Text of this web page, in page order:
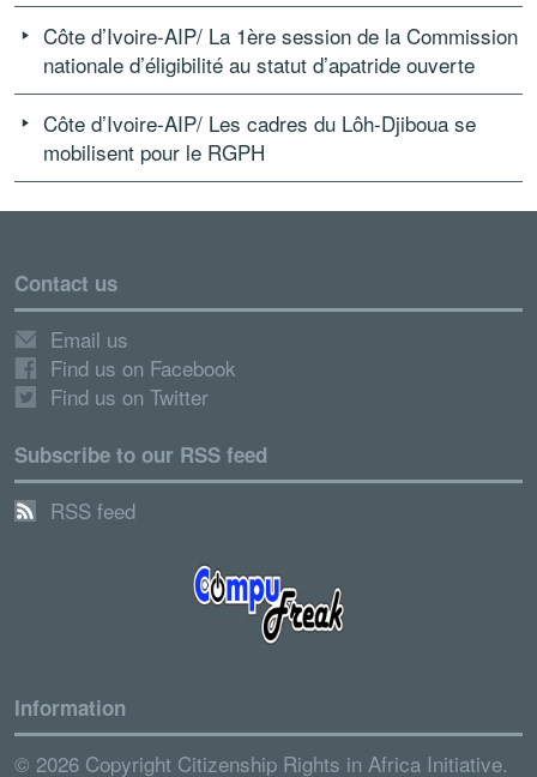
Côte d’Ivoire-AIP/ La 1ère session de la Commission
nationale d’éligibilité au statut d’apatride ouverte
Côte d’Ivoire-AIP/ Les cadres du Lôh-Djiboua se
mobilisent pour le RGPH
Contact us
Email us
Find us on Facebook
Find us on Twitter
Subscribe to our RSS feed
RSS feed
Information
© 2026 Copyright Citizenship Rights in Africa Initiative.